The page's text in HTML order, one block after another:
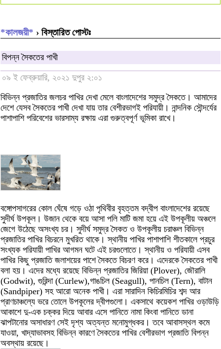
*কালজয়ী* › বিস্তারিত পোস্টঃ
বিপন্ন সৈকতের পাখী
০৯ ই ফেব্রুয়ারি, ২০২১ দুপুর ২:০১
বিভিন্ন প্রজাতির জলচর পাখির দেখা মেলে বাংলাদেশের সমুদ্র সৈকতে। আমাদের
দেশে যেসব সৈকতের পাখী দেখা যায় তার বেশীরভাগই পরিযায়ী। নান্দনিক সৌন্দর্যের
পাশাপাশি পরিবেশের ভারসাম্য রক্ষায় এরা গুরুত্বপূর্ণ ভূমিকা রাখে।
বঙ্গোপসাগরের কোল ঘেঁষে গড়ে ওঠা পৃথিবীর বৃহত্তম বদ্বীপ বাংলাদেশের রয়েছে
সুদীর্ঘ উপকূল। উজান থেকে বয়ে আসা পলি মাটি জমা হয়ে এই উপকূলীয় অঞ্চলে
জেগে উঠেছে অসংখ্য চর। সুদীর্ঘ সমুদ্র সৈকত ও উপকূলীয় চরাঞ্চল বিভিন্ন
প্রজাতির পাখির বিচরনে মুখরিত থাকে। স্থানীয় পাখির পাশাপাশি শীতকালে প্রচুর
সংখ্যক পরিযায়ী পাখির আগমন ঘটে এই চরগুলোতে। স্থানীয় ও পরিযায়ী এসব
পাখির কিছু প্রজাতি জলাশয়ের পাশে সৈকতে বিচরণ করে। এদেরকে সৈকতের পাখী
বলা হয়। এদের মধ্যে রয়েছে বিভিন্ন প্রজাতির জিরিয়া (Plover), জৌরালি
(Godwit), গুরিন্দা (Curlew),গাঙচিল (Seagull), পানচিল (Tern), বাটান
(Sandpiper) সহ আরো অনেক পাখী। এরা সারাদিন কিচিরমিচির শব্দ আর
প্রাণচাঞ্চল্যে ভরে তোলে উপকূলের দ্বীপগুলো। একসাথে কয়েকশ পাখির ওড়াউড়ি
আকাশে দু-এক চক্কর দিয়ে আবার এসে পানিতে নামা কিংবা পানিতে ডানা
ঝাপটানোর অসাধারণ সেই দৃশ্য অত্যন্ত মনোমুগ্ধকর। তবে আবাসস্থল কমে
যাওয়া, খাদ্যাভাবসহ বিভিন্ন কারণে সৈকতের পাখির বেশীরভাগ প্রজাতি বিপন্ন
অবস্থায় রয়েছে।